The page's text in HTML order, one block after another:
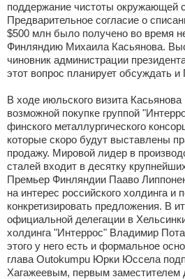
поддержание чистоты окружающей
Предварительное согласие о
$500 млн было получено во время
Финляндию Михаила Касьянова.
чиновник администрации
этот вопрос планирует обсуждать и
В ходе июльского визита
возможной покупке группой
финского металлургического
которые скоро будут выставлены
продажу. Мировой лидер в
сталей входит в десятку
Премьер Финляндии Пааво
на интерес российского холдинга и
конкретизировать предложения. В
официальной делегации в
холдинга "Интеррос" Владимир
этого у него есть и формальное
глава Outokumpu Юрки Юссела
Хагажеевым, первым заместителем